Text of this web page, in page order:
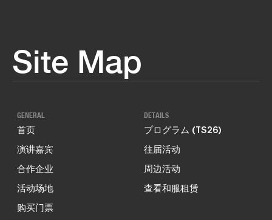
Site Map
GENERAL
首页
演讲嘉宾
合作企业
活动场地
购买门票
DETAILS
プログラム (TS26)
往届活动
周边活动
查看和服租赁